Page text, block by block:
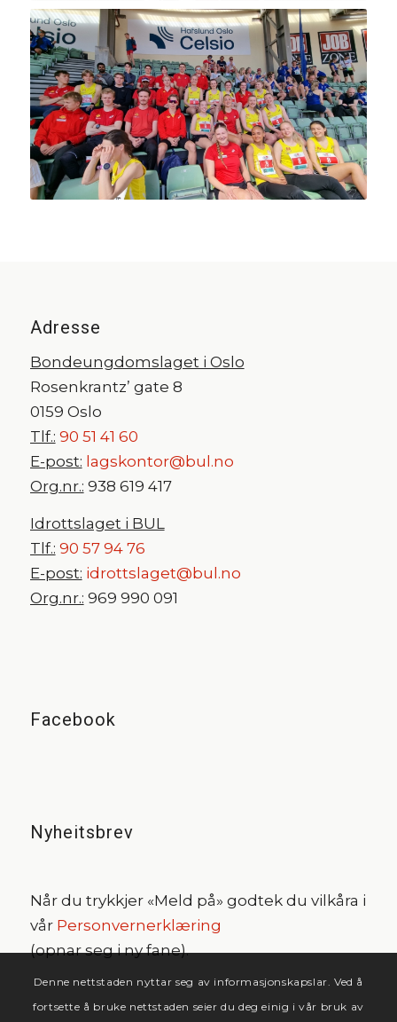
Adresse
Bondeungdomslaget i Oslo
Rosenkrantz’ gate 8
0159 Oslo
Tlf.: 90 51 41 60
E-post: lagskontor@bul.no
Org.nr.: 938 619 417
Idrottslaget i BUL
Tlf.: 90 57 94 76
E-post: idrottslaget@bul.no
Org.nr.: 969 990 091
Facebook
Nyheitsbrev
Når du trykkjer «Meld på» godtek du vilkåra i
vår Personvernerklæring
(opnar seg i ny fane).
Denne nettstaden nyttar seg av informasjonskapslar. Ved å
fortsette å bruke nettstaden seier du deg einig i vår bruk av